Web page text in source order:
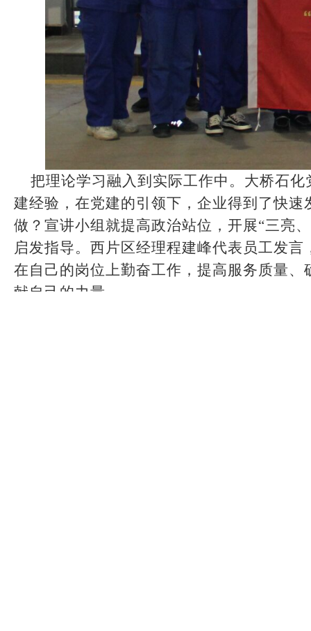
把理论学习融入到实际工作中。大桥石
建经验，在党建的引领下，企业得到了快
做？ 宣讲小组就提高政治站位，开展“三亮
启发指导。西片区经理程建峰代表员工发
在自己的岗位上勤奋工作，提高服务质量
献自己的力量。